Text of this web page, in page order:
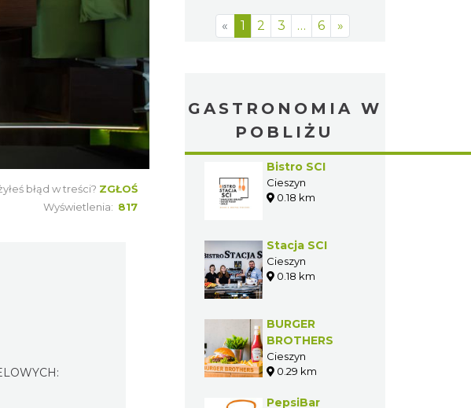
błąd w treści? ZGŁOŚ
Wyświetlenia: 817
« 1 2 3 … 6 »
GASTRONOMIA W
POBLIŻU
Bistro SCI
Cieszyn
0.18 km
Stacja SCI
Cieszyn
0.18 km
BURGER
BROTHERS
Cieszyn
0.29 km
PepsiBar